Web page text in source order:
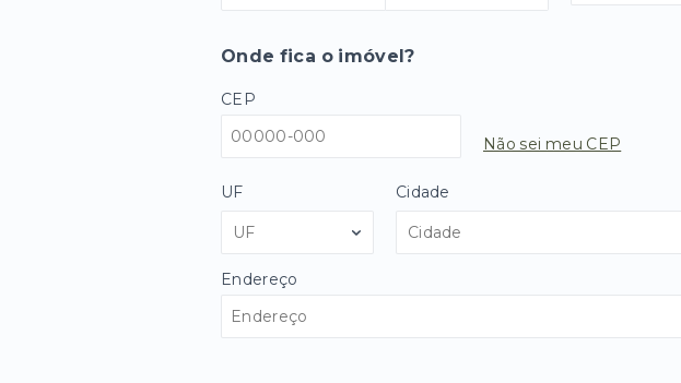
Onde fica o imóvel?
CEP
Não sei meu CEP
UF
UF
Cidade
Cidade
Endereço